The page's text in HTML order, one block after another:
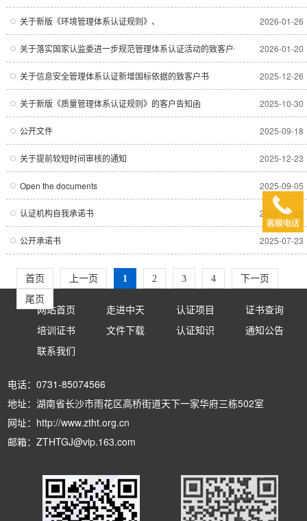
关于新版《环境管理体系认证规则》、
《信息安全管理体系认证规则》、
《信息技术服务管理体系认证规则》客户告知函
2026-01-26
关于落实国家认监委进一步规范管理体系认证活动的致客户书 2026-01-20
关于信息安全管理体系认证新增国标依据的致客户书 2025-12-26
关于新版《质量管理体系认证规则》的客户告知函 2025-10-30
公开文件 2025-09-18
关于提前较短时间审核的通知 2025-12-23
Open the documents 2025-09-05
认证机构自我承诺书 2025-07-22
公开承诺书 2025-07-23
首页 上一页 1 2 3 4
下一页
尾页
网站首页 走进中天 认证项目
证书查询
培训证书
文件下载 认证知识
通知公告
联系我们
电话：0731-85074566
地址：湖南省长沙市雨花区高桥街道天下一家华府三栋502室
网址：http://www.ztht.org.cn
邮箱：ZTHTGJ@vip.163.com